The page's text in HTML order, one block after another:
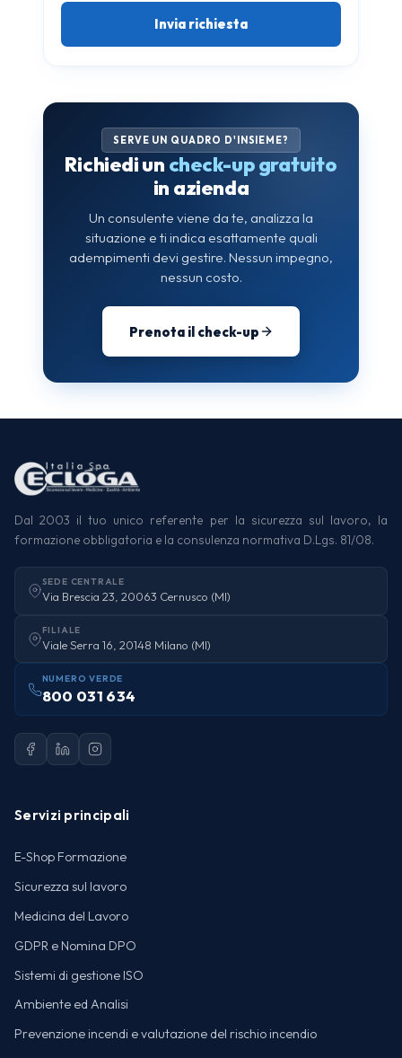
SERVE UN QUADRO D'INSIEME?
Richiedi un check-up gratuito
in azienda
Un consulente viene da te, analizza la
situazione e ti indica esattamente quali
adempimenti devi gestire. Nessun impegno,
nessun costo.
Prenota il check-up
Dal 2003 il tuo unico referente per la sicurezza sul lavoro, la
formazione obbligatoria e la consulenza normativa D.Lgs. 81/08.
SEDE CENTRALE
Via Brescia 23, 20063 Cernusco (MI)
FILIALE
Viale Serra 16, 20148 Milano (MI)
NUMERO VERDE
800 031 634
Servizi principali
E-Shop Formazione
Sicurezza sul lavoro
Medicina del Lavoro
GDPR e Nomina DPO
Sistemi di gestione ISO
Ambiente ed Analisi
Prevenzione incendi e valutazione del rischio incendio